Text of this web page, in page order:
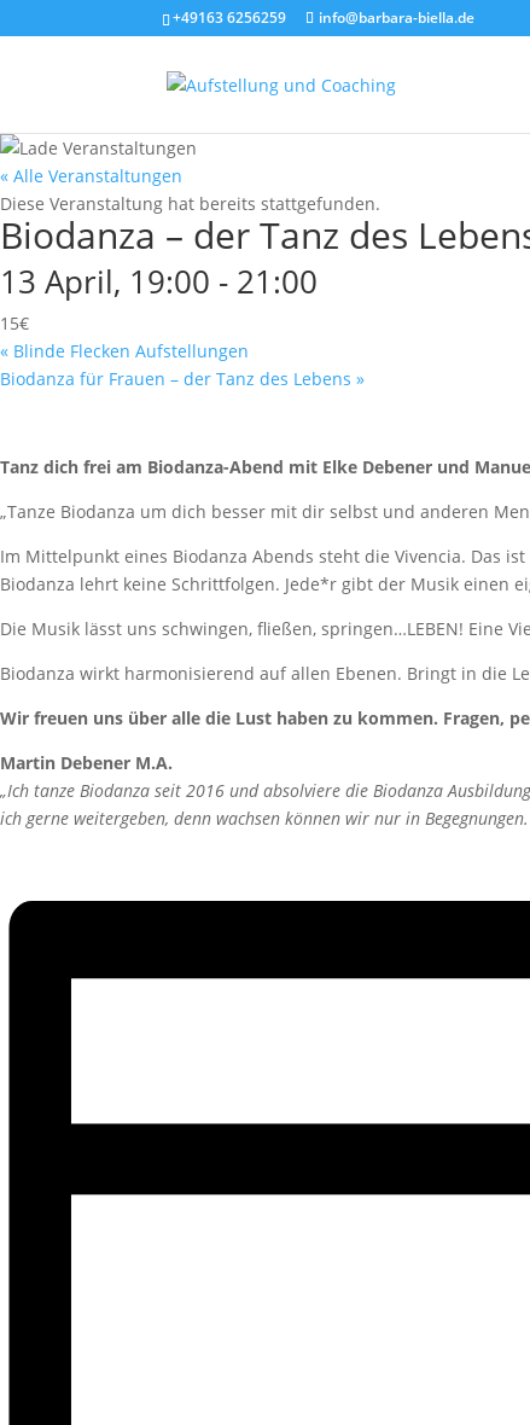
+49163 6256259 info@barbara-biella.de
« Alle Veranstaltungen
Diese Veranstaltung hat bereits stattgefunden.
Biodanza – der Tanz des
13 April, 19:00 - 21:00
15€
« Blinde Flecken Aufstellungen
Biodanza für Frauen – der Tanz des Lebens »
Tanz dich frei am Biodanza-Abend mit Elke Debener und
„Tanze Biodanza um dich besser mit dir selbst und anderen
Im Mittelpunkt eines Biodanza Abends steht die Vivencia. Das
Biodanza lehrt keine Schrittfolgen. Jede*r gibt der Musik einen
Die Musik lässt uns schwingen, fließen, springen…LEBEN! Eine
Biodanza wirkt harmonisierend auf allen Ebenen. Bringt in die
Wir freuen uns über alle die Lust haben zu kommen. Fragen,
Martin Debener M.A.
„Ich tanze Biodanza seit 2016 und absolviere die Biodanza
ich gerne weitergeben, denn wachsen können wir nur in